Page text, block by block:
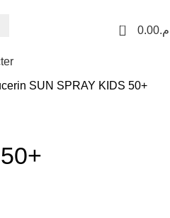
0 0.00
SUN SPRAY KIDS 50+